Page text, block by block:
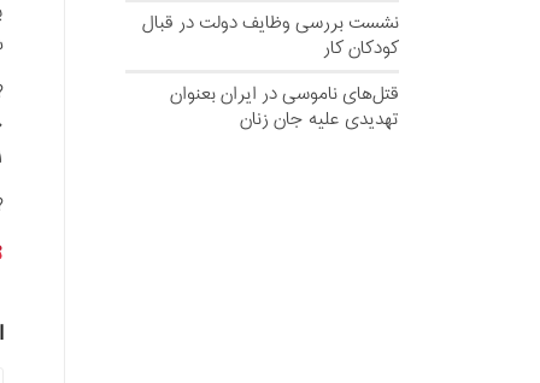
نشست بررسی وظایف دولت در قبال
کودکان کار
قتل‌های ناموسی در ایران بعنوان
تهدیدی علیه جان زنان